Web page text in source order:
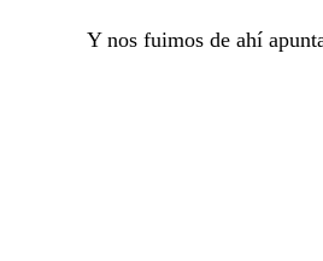
Y nos fuimos de ahí